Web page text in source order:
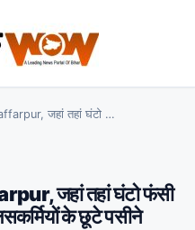
जाम से कराहते रहा Muzaffarpur, जहां तहां घंटो फंसी रही गाड़ियां, जाम हटवाने में पुलिसकर्मियों के छूटे पसीने
जहां तहां घंटो फंसी
के छूटे पसीने